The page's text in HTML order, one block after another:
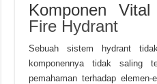
Komponen
Fire Hydrant
Sebuah sistem hydrant
komponennya tidak saling
pemahaman terhadap